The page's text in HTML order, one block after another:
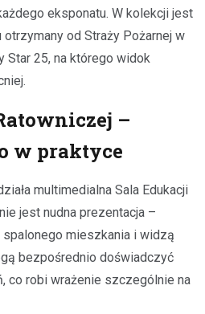
eksponatu. W kolekcji jest
od Straży Pożarnej w
Star 25, na którego widok
–
w praktyce
multimedialna Sala Edukacji
jest nudna prezentacja –
mieszkania i widzą
bezpośrednio doświadczyć
co robi wrażenie szczególnie na